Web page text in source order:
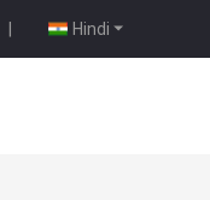
Hindi
|